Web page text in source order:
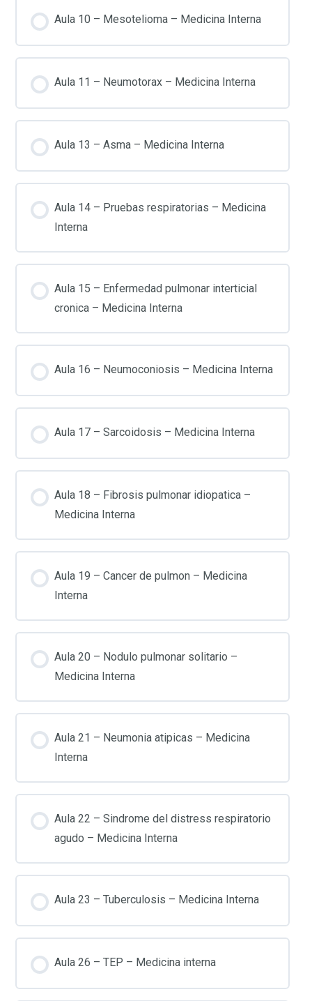
Aula 10 – Mesotelioma – Medicina Interna
Aula 11 – Neumotorax – Medicina Interna
Aula 13 – Asma – Medicina Interna
Aula 14 – Pruebas respiratorias – Medicina
Interna
Aula 15 – Enfermedad pulmonar interticial
cronica – Medicina Interna
Aula 16 – Neumoconiosis – Medicina Interna
Aula 17 – Sarcoidosis – Medicina Interna
Aula 18 – Fibrosis pulmonar idiopatica –
Medicina Interna
Aula 19 – Cancer de pulmon – Medicina
Interna
Aula 20 – Nodulo pulmonar solitario –
Medicina Interna
Aula 21 – Neumonia atipicas – Medicina
Interna
Aula 22 – Sindrome del distress respiratorio
agudo – Medicina Interna
Aula 23 – Tuberculosis – Medicina Interna
Aula 26 – TEP – Medicina interna